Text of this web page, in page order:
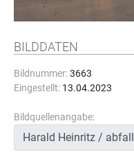
BILDDATEN
Bildnummer:3663
Eingestellt: 13.04.2023
Bildquellenangabe: